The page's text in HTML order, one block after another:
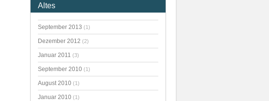
Altes
September 2013 (1)
Dezember 2012 (2)
Januar 2011 (3)
September 2010 (1)
August 2010 (1)
Januar 2010 (1)